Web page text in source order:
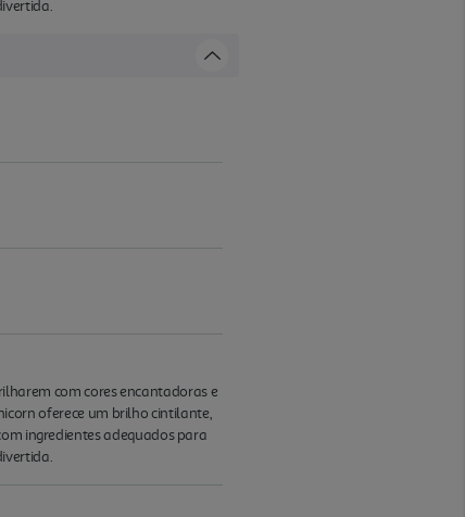
com cores encantadoras e
oferece um brilho cintilante,
ingredientes adequados para